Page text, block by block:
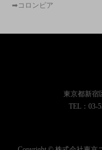
➡コロンビア
東京都新宿
TEL：03-